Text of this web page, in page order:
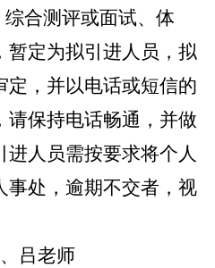
合测评或面试、体
暂定为拟引进人员，拟
定，并以电话或短信的
请保持电话畅通，并做
人员需按要求将个人
事处，逾期不交者，视
吕老师